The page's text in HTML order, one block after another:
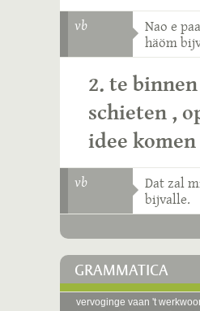
vb
Nao e
häöm
2. te binnen
schieten ,
idee komen
vb
Dat zal
bijvalle.
GRAMMATICA
vervoginge vaan 't